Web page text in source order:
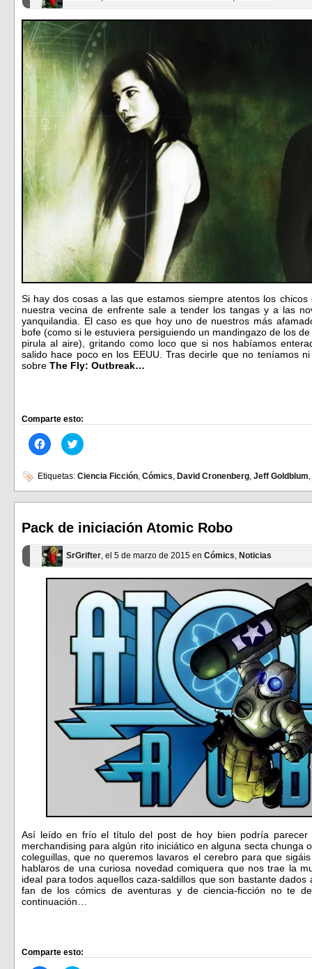
Si hay dos cosas a las que estamos siempre atentos los
nuestra vecina de enfrente sale a tender los tangas y a las
yanquilandia. El caso es que hoy uno de nuestros más
bofe (como si le estuviera persiguiendo un mandingazo de los
pirula al aire), gritando como loco que si nos habíamos
salido hace poco en los EEUU. Tras decirle que no teníamos
sobre The Fly: Outbreak…
Comparte esto:
Haz
clic
en
Facebook
(Se
abre
ventana
nueva)
Haz
clic
en
(Se
abre
ventana
nueva)
Etiquetas: Ciencia Ficción, Cómics, David Cronenberg, Jeff Goldblum,
Pack de iniciación Atomic Robo
SrGrifter, el 5 de marzo de 2015 en Cómics, Noticias
Así leído en frío el título del post de hoy bien podría
merchandising para algún rito iniciático en alguna secta chunga
coleguillas, que no queremos lavaros el cerebro para que
hablaros de una curiosa novedad comiquera que nos trae la
ideal para todos aquellos caza-saldillos que son bastante
fan de los cómics de aventuras y de ciencia-ficción no te
continuación…
Comparte esto: